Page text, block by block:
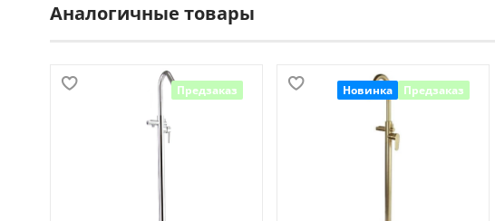
Аналогичные товары
Предзаказ Новинка Предзаказ